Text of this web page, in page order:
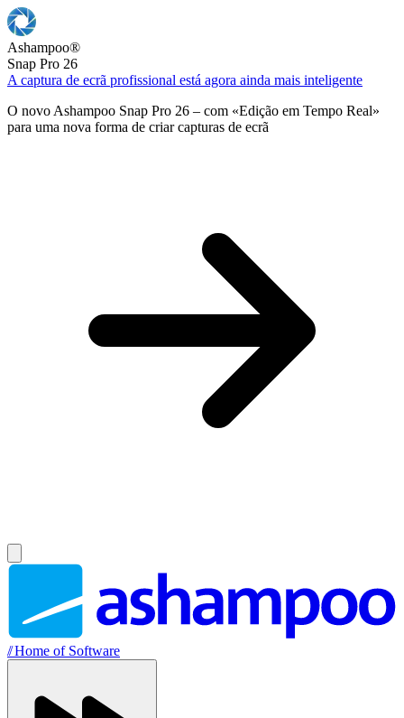
Ashampoo®
Snap Pro 26
A captura de ecrã profissional está agora ainda mais inteligente
O novo Ashampoo Snap Pro 26 – com «Edição em Tempo Real»
para uma nova forma de criar capturas de ecrã
//Home of Software